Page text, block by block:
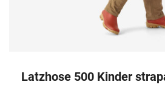
Latzhose 500 Kinder